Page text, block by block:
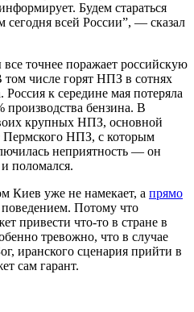
Будем стараться
сегодня всей России”, — сказал
точнее поражает российскую
числе горят НПЗ в сотнях
к середине мая потеряла
производства бензина. В
крупных НПЗ, основной
Пермского НПЗ, с которым
неприятность — он
поломался.
Киев уже не намекает, а прямо
Потому что
привести что-то в стране в
тревожно, что в случае
иранского сценария прийти в
сам гарант.